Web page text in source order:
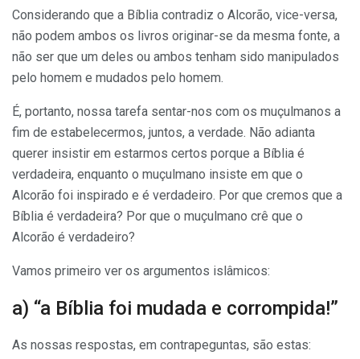
Considerando que a Bíblia contradiz o Alcorão, vice-versa,
não podem ambos os livros originar-se da mesma fonte, a
não ser que um deles ou ambos tenham sido manipulados
pelo homem e mudados pelo homem.
É, portanto, nossa tarefa sentar-nos com os muçulmanos a
fim de estabelecermos, juntos, a verdade. Não adianta
querer insistir em estarmos certos porque a Bíblia é
verdadeira, enquanto o muçulmano insiste em que o
Alcorão foi inspirado e é verdadeiro. Por que cremos que a
Bíblia é verdadeira? Por que o muçulmano crê que o
Alcorão é verdadeiro?
Vamos primeiro ver os argumentos islâmicos:
a) “a Bíblia foi mudada e corrompida!”
As nossas respostas, em contrapeguntas, são estas: